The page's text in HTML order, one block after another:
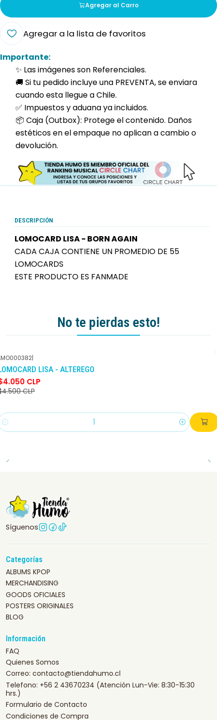
Agregar al Carro
Agregar a la lista de favoritos
Importante:
✨ Las imágenes son Referenciales.
🚚 Si tu pedido incluye una PREVENTA, se enviara
cuando esta llegue a Chile.
✅ Impuestos y aduana ya incluidos.
📦 Caja (Outbox): Protege el contenido. Daños
estéticos en el empaque no aplican a cambio o
devolución.
DESCRIPCIÓN
LOMOCARD LISA - BORN AGAIN
CADA CAJA CONTIENE UN PROMEDIO DE 55
LOMOCARDS
ESTE PRODUCTO ES FANMADE
No te pierdas esto!
-10% DCTO
|
LISA - ALTEREGO
CLP
CLP
Síguenos
Categorías
ALBUMS KPOP
MERCHANDISING
GOODS OFICIALES
POSTERS ORIGINALES
BLOG
Información
FAQ
Quienes Somos
Correo: contacto@tiendahumo.cl
Telefono: +56 2 43670234 (Atención Lun-Vie: 8:30-15:30
hrs.)
Formulario de Contacto
Condiciones de Compra